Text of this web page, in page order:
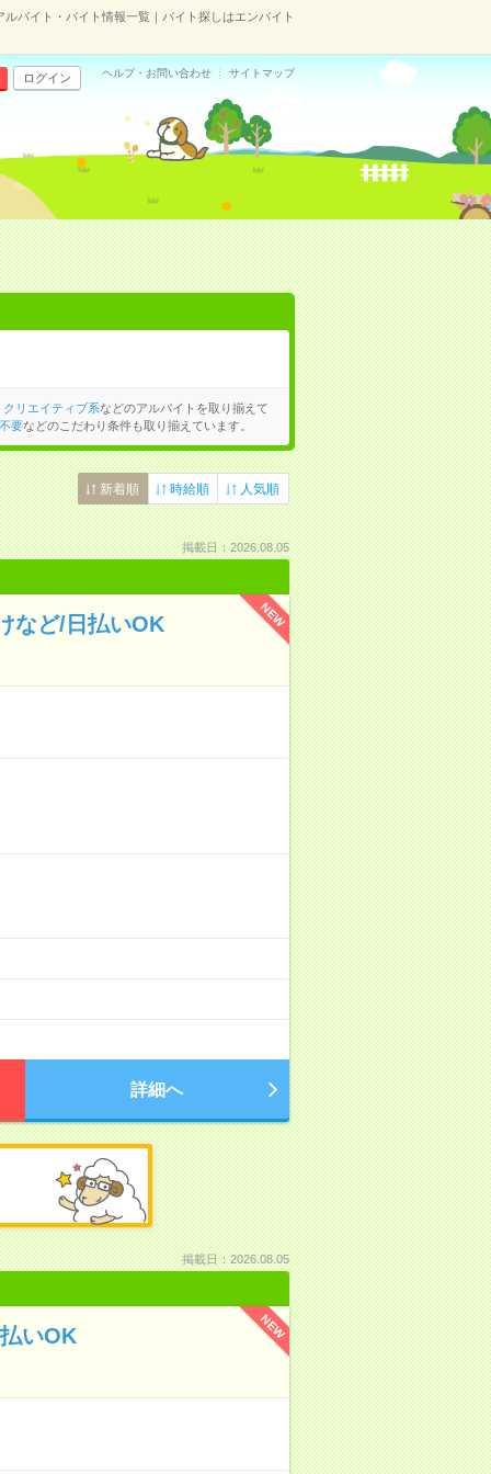
バイト・バイト情報一覧｜バイト探しはエンバイト
ログイン ヘルプ・お問い合わせ サイトマップ
クリエイティブ系などのアルバイトを取り揃えて
要などのこだわり条件も取り揃えています。
新着順 時給順 人気順
掲載日：2026.08.05
NEW
など/日払いOK
詳細へ
掲載日：2026.08.05
NEW
いOK